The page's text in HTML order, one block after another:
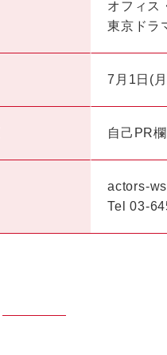
オフィス
東京ドラ
7月1日(
自己PR
actors-
Tel 03-